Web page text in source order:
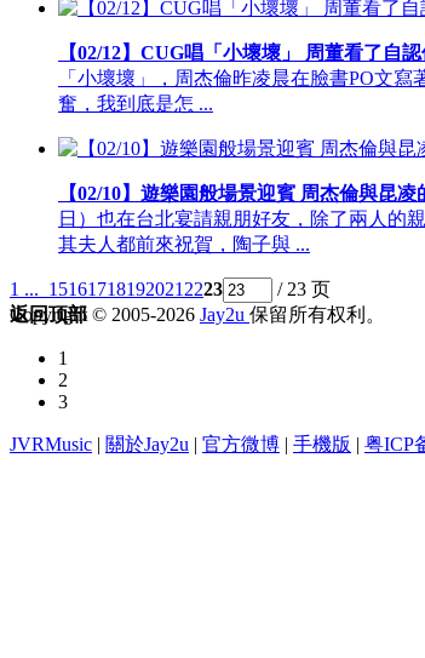
【02/12】CUG唱「小壞壞」 周董看了自
「小壞壞」，周杰倫昨凌晨在臉書PO文
奮，我到底是怎 ...
【02/10】遊樂園般場景迎賓 周杰倫與昆
日）也在台北宴請親朋好友，除了兩人的
其夫人都前來祝賀，陶子與 ...
1 ... 15161718192021 2223
/ 23 页
Copyright © 2005-2026 Jay2u 保留所有权利。
1
2
3
JVRMusic | 關於Jay2u | 官方微博 | 手機版 | 粤ICP
返回顶部